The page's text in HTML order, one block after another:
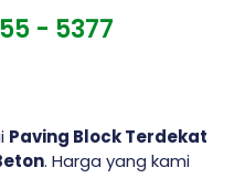
- 5377
Paving Block Terdekat
. Harga yang kami